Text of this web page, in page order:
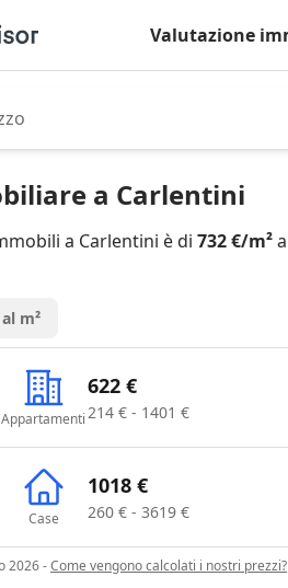
Valutazione
a Carlentini
a Carlentini è di 732 €/m²
m²
Appartamenti
622 €
214 € - 1401 €
Case
1018 €
260 € - 3619 €
2026-Come vengono calcolati i nostri prezzi?